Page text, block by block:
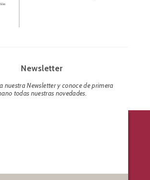
Newsletter
nuestra Newsletter y conoce de primera
todas nuestras novedades.